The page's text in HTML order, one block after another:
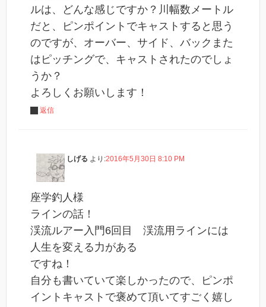
ルは、どんな感じですか？川幅数メートル
だと、ピンポイントでキャストすると思う
のですが、オーバー、サイド、バックまた
はピッチングで、キャストされたのでしょ
うか？
よろしくお願いします！
返信
しげる より:2016年5月30日 8:10 PM
座学釣人様
ラインの話！
渓流ルアー入門6回目 渓流用ラインには
人生を変える力がある
ですね！
自分も書いていて楽しかったので、ピンポ
イントキャストで褒めて頂いてすごく嬉し